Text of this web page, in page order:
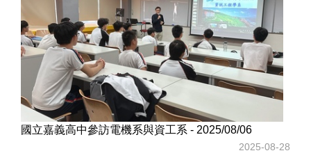
國立嘉義高中參訪電機系與資工系 - 2025/08/06
2025-08-28